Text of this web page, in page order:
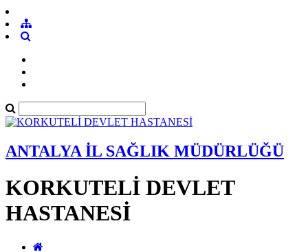
ANTALYA İL SAĞLIK MÜDÜRLÜĞÜ
KORKUTELİ DEVLET
HASTANESİ